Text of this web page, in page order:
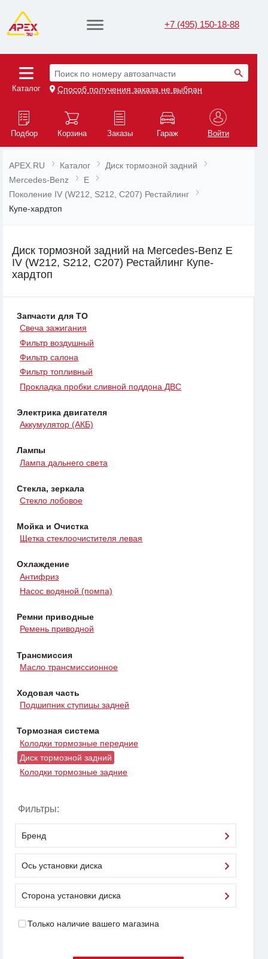
+7 (495) 150-18-88
Каталог
Поиск по номеру автозапчасти
Способ получения заказа не выбран
Подбор Корзина Заказы Гараж Войти
APEX.RU Каталог
Диск тормозной задний
Mercedes-Benz
E
Поколение IV (W212, S212, C207) Рестайлинг
Купе-хардтоп
Диск тормозной задний на Mercedes-Benz E
IV (W212, S212, C207) Рестайлинг Купе-
хардтоп
Запчасти для ТО
Свеча зажигания
Фильтр воздушный
Фильтр салона
Фильтр топливный
Прокладка пробки сливной поддона ДВС
Электрика двигателя
Аккумулятор (АКБ)
Лампы
Лампа дальнего света
Стекла, зеркала
Стекло лобовое
Мойка и Очистка
Щетка стеклоочистителя левая
Охлаждение
Антифриз
Насос водяной (помпа)
Ремни приводные
Ремень приводной
Трансмиссия
Масло трансмиссионное
Ходовая часть
Подшипник ступицы задней
Тормозная система
Колодки тормозные передние
Диск тормозной задний
Колодки тормозные задние
Фильтры:
Бренд
Ось установки диска
Сторона установки диска
Только наличие вашего магазина